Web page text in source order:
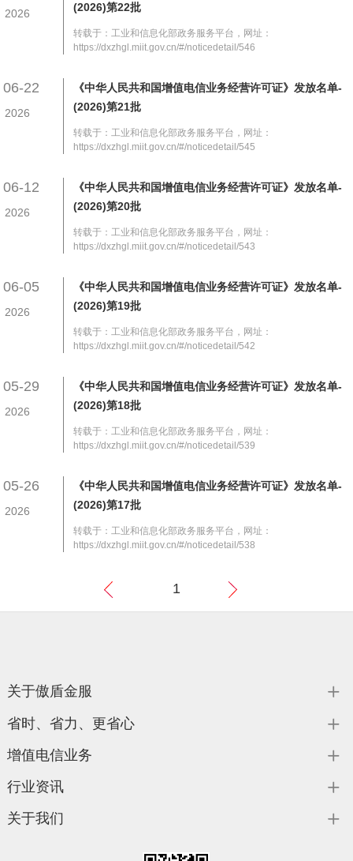
2026
(2026)第22批
转载于：工业和信息化部政务服务平台，网址：
https://dxzhgl.miit.gov.cn/#/noticedetail/546
06-22
2026
《中华人民共和国增值电信业务经营许可证》发放名单-
(2026)第21批
转载于：工业和信息化部政务服务平台，网址：
https://dxzhgl.miit.gov.cn/#/noticedetail/545
06-12
2026
《中华人民共和国增值电信业务经营许可证》发放名单-
(2026)第20批
转载于：工业和信息化部政务服务平台，网址：
https://dxzhgl.miit.gov.cn/#/noticedetail/543
06-05
2026
《中华人民共和国增值电信业务经营许可证》发放名单-
(2026)第19批
转载于：工业和信息化部政务服务平台，网址：
https://dxzhgl.miit.gov.cn/#/noticedetail/542
05-29
2026
《中华人民共和国增值电信业务经营许可证》发放名单-
(2026)第18批
转载于：工业和信息化部政务服务平台，网址：
https://dxzhgl.miit.gov.cn/#/noticedetail/539
05-26
2026
《中华人民共和国增值电信业务经营许可证》发放名单-
(2026)第17批
转载于：工业和信息化部政务服务平台，网址：
https://dxzhgl.miit.gov.cn/#/noticedetail/538
一页
1
一页
关于傲盾金服
省时、省力、更省心
增值电信业务
行业资讯
关于我们